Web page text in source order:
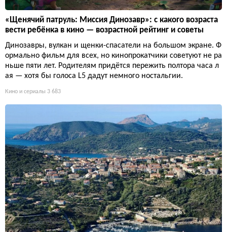
«Щенячий патруль: Миссия Динозавр»: с какого возраста
вести ребёнка в кино — возрастной рейтинг и советы
Динозавры, вулкан и щенки-спасатели на большом экране. Ф
ормально фильм для всех, но кинопрокатчики советуют не ра
ньше пяти лет. Родителям придётся пережить полтора часа л
ая — хотя бы голоса L5 дадут немного ностальгии.
Кино и сериалы 3 683